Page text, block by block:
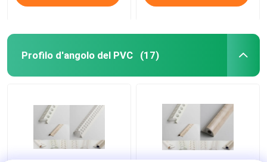
Profilo d'angolo del PVC (17)